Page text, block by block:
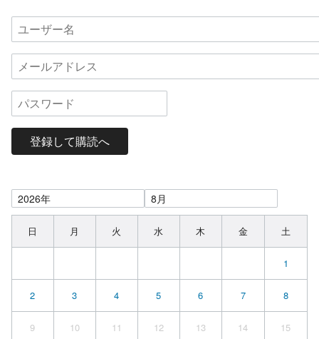
登録して購読へ
日 月 火 水 木 金 土
1
2 3 4 5 6 7 8
9 10 11 12 13 14 15